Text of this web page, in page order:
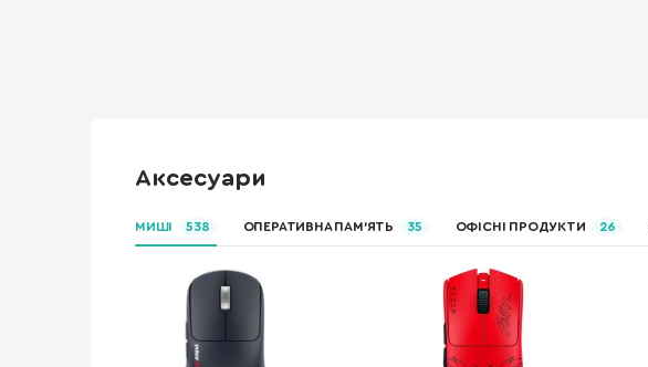
Аксесуари
МИШІ 538 ОПЕРАТИВНА ПАМ’ЯТЬ 35 ОФІСНІ ПРОДУКТИ 26